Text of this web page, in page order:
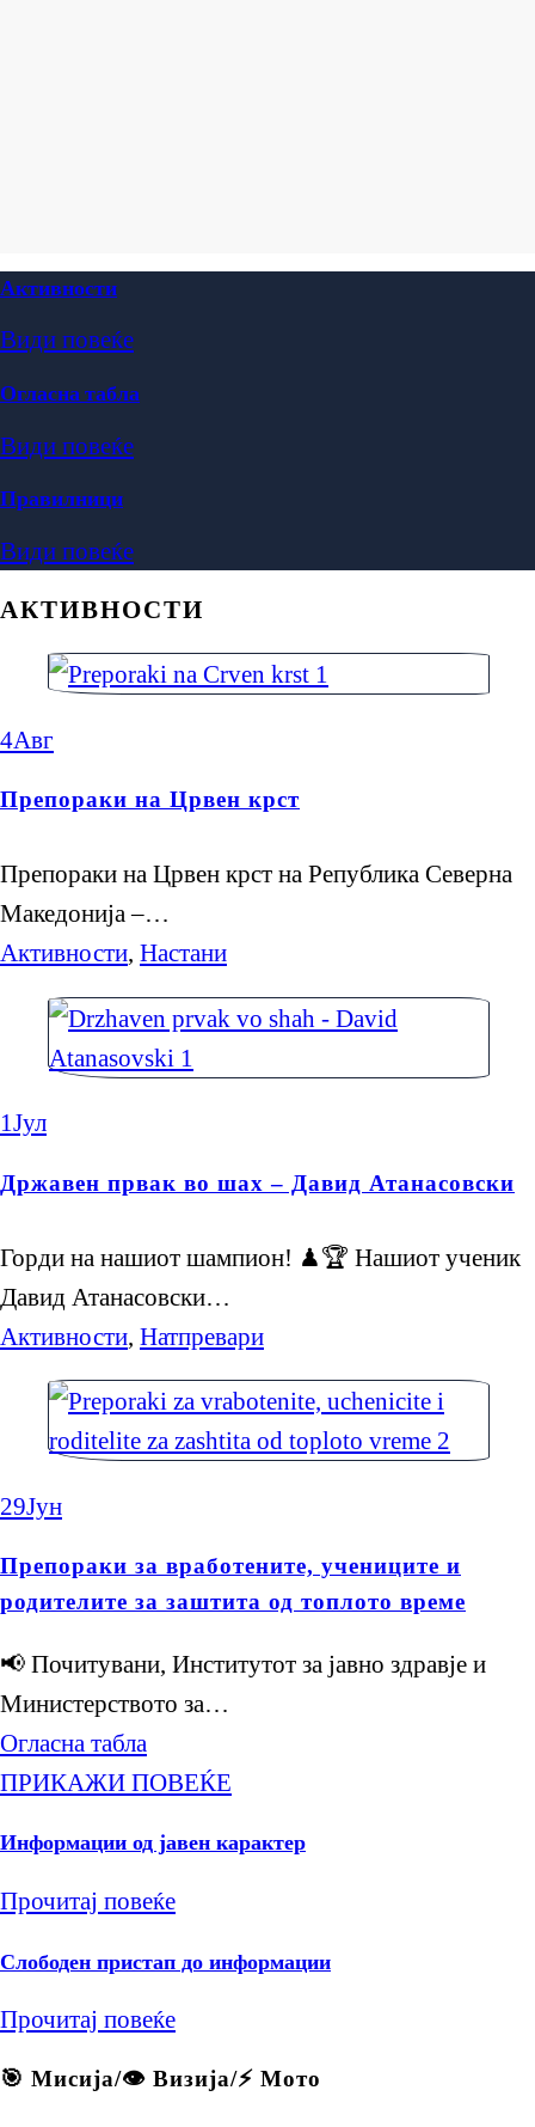
Активности
Види повеќе
Огласна табла
Види повеќе
Правилници
Види повеќе
АКТИВНОСТИ
4Авг
Препораки на Црвен крст
Препораки на Црвен крст на Република Северна
Македонија –…
Активности, Настани
1Јул
Државен првак во шах – Давид Атанасовски
Горди на нашиот шампион! ♟🏆 Нашиот ученик
Давид Атанасовски…
Активности Натпревари
29Јун
Препораки за вработените, учениците и
родителите за заштита од топлото време
📢 Почитувани, Институтот за јавно здравје и
Министерството за…
Огласна табла
ПРИКАЖИ ПОВЕЌЕ
Информации од јавен карактер
Прочитај повеќе
Слободен пристап до информации
Прочитај повеќе
🎯 Мисија/👁️ Визија/⚡ Мото